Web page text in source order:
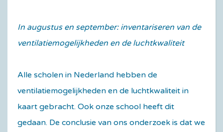
In augustus en september: inventariseren van de
ventilatiemogelijkheden en de luchtkwaliteit
Alle scholen in Nederland hebben de
ventilatiemogelijkheden en de luchtkwaliteit in
kaart gebracht. Ook onze school heeft dit
gedaan. De conclusie van ons onderzoek is dat we